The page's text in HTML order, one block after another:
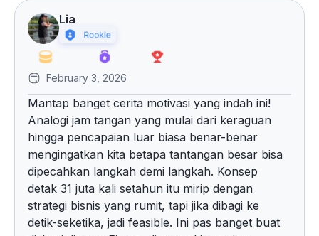
Lia
February 3, 2026
Mantap banget cerita motivasi yang indah ini!
Analogi jam tangan yang mulai dari keraguan
hingga pencapaian luar biasa benar-benar
mengingatkan kita betapa tantangan besar bisa
dipecahkan langkah demi langkah. Konsep
detak 31 juta kali setahun itu mirip dengan
strategi bisnis yang rumit, tapi jika dibagi ke
detik-seketika, jadi feasible. Ini pas banget buat